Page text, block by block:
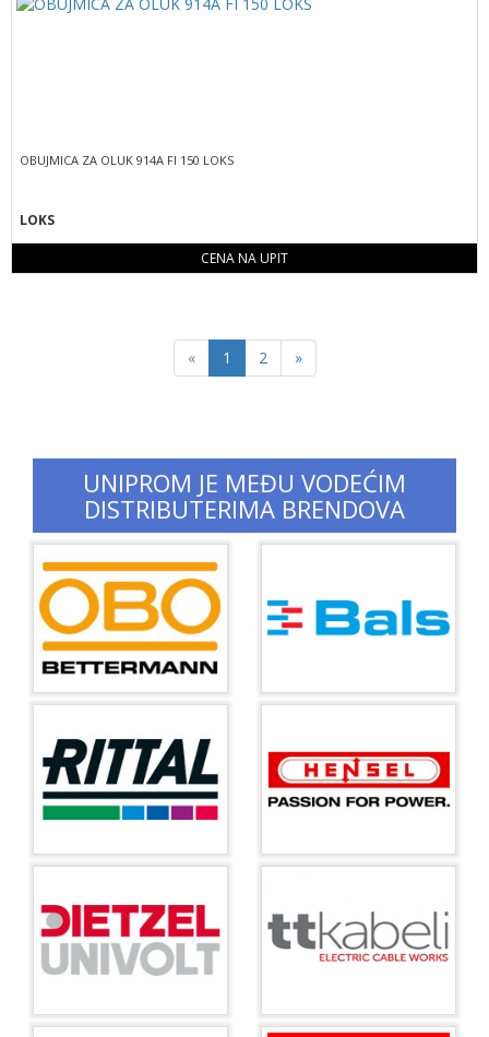
OBUJMICA ZA OLUK 914A FI 150 LOKS
LOKS
CENA NA UPIT
«Previous
1 2 »Next
UNIPROM JE MEĐU VODEĆIM
DISTRIBUTERIMA BRENDOVA